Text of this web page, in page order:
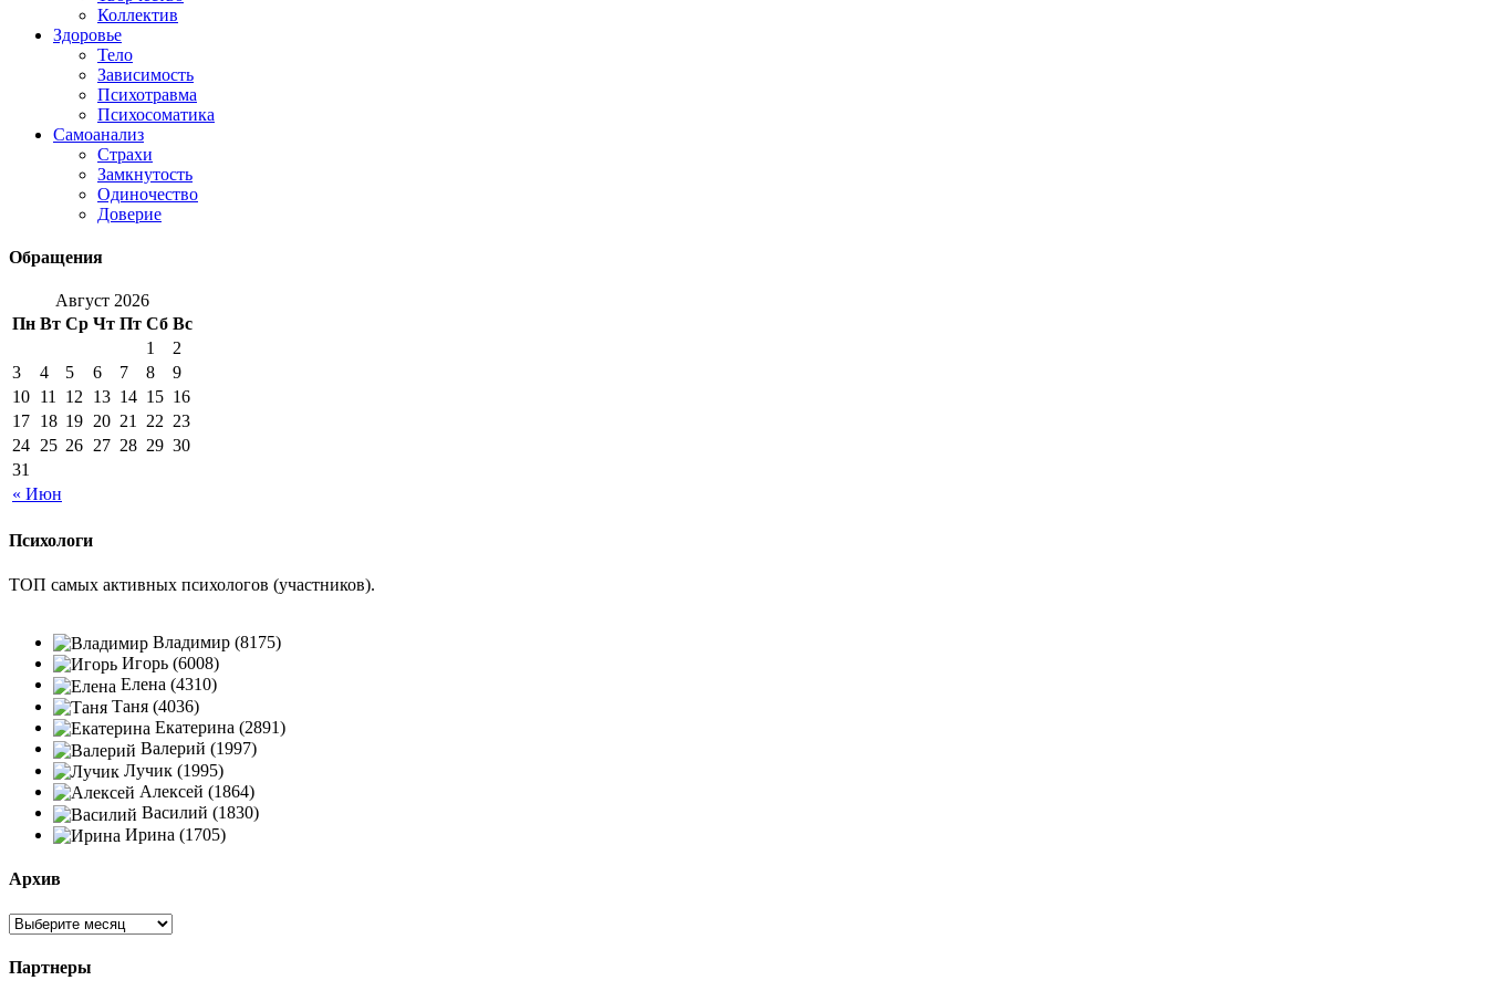
Коллектив
Здоровье
Тело
Зависимость
Психотравма
Психосоматика
Самоанализ
Страхи
Замкнутость
Одиночество
Доверие
Обращения
Август 2026
Пн Вт Ср Чт Пт Сб Вс
« Июн
1
2
3
4 5 6 7 8
9
10 11 12 13 14 15 16
17 18 19 20 21 22 23
24 25 26 27 28 29 30
31
Психологи
ТОП самых активных психологов (участников).
Владимир (8175)
Игорь (6008)
Елена (4310)
Таня (4036)
Екатерина (2891)
Валерий (1997)
Лучик (1995)
Алексей (1864)
Василий (1830)
Ирина (1705)
Архив
Партнеры